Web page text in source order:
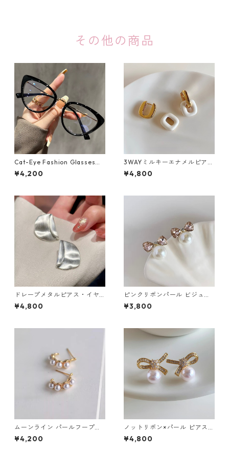
その他の商品
Cat-Eye Fashion Glasses
（４色）：542
¥4,200
3WAYミルキーエナメルピア
ス：636
¥4,800
ドレープメタルピアス・イヤ
リング（ゴールド・シルバ
ー）：673
¥4,800
ピンクリボンパール ビジュー
ピアス：649
¥3,800
ムーンライン パールフープピ
アス・イヤリング：670
¥4,200
ノットリボン×パール ピアス：
650
¥4,800